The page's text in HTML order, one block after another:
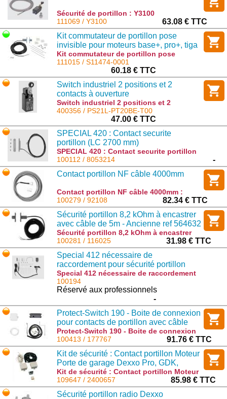
Sécurité de portillon : Y3100
111069 / Y3100
63.08 € TTC
Kit commutateur de portillon pose
invisible pour moteurs base+, pro+, tiga
et tiga+
Kit commutateur de portillon pose
invisible pour moteurs base+, pro+, tiga
et tiga+ : S11474-0001
111015 / S11474-0001
60.18 € TTC
Switch industriel 2 positions et 2
contacts à ouverture
Switch industriel 2 positions et 2
contacts à ouverture : PS21L-PT20BE-
400356 / PS21L-PT20BE-T00
47.00 € TTC
SPECIAL 420 : Contact securite
portillon (LC 2700 mm)
SPECIAL 420 : Contact securite portillon
(LC 2700 mm) : 8053214
100112 / 8053214
-
Contact portillon NF câble 4000mm
Contact portillon NF câble 4000mm :
92108
100279 / 92108
82.34 € TTC
Sécurité portillon 8,2 kOhm à encastrer
avec câble de 5m - Ancienne ref 564632
Sécurité portillon 8,2 kOhm à encastrer
avec câble de 5m - Ancienne ref 564632 :
116025
100281 / 116025
31.98 € TTC
Special 412 nécessaire de
raccordement pour sécurité portillon
Special 412 nécessaire de raccordement
pour sécurité portillon : 8053964
100194
Réservé aux professionnels
-
Protect-Switch 190 - Boite de connexion
pour contacts de portillon avec câble
spiralé et accessoires
Protect-Switch 190 - Boite de connexion
pour contacts de portillon avec câble
spiralé et accessoires : 177767
100413 / 177767
91.76 € TTC
Kit de sécurité : Contact portillon Moteur
Porte de garage Dexxo Pro, GDK,
Keasy, S7000, S9000
Kit de sécurité : Contact portillon Moteur
Porte de garage Dexxo Pro, GDK, Keasy,
S7000, S9000 : 2400657
109647 / 2400657
85.98 € TTC
Sécurité portillon radio Dexxo